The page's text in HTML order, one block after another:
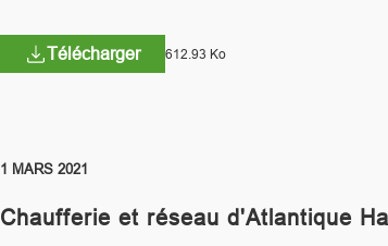
Télécharger 612.93 Ko
1 MARS 2021
Chaufferie et réseau d'Atlantique